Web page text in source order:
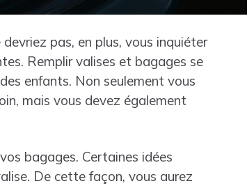
pas, en plus, vous inquiéter
Remplir valises et bagages se
enfants. Non seulement vous
mais vous devez également
bagages. Certaines idées
De cette façon, vous aurez